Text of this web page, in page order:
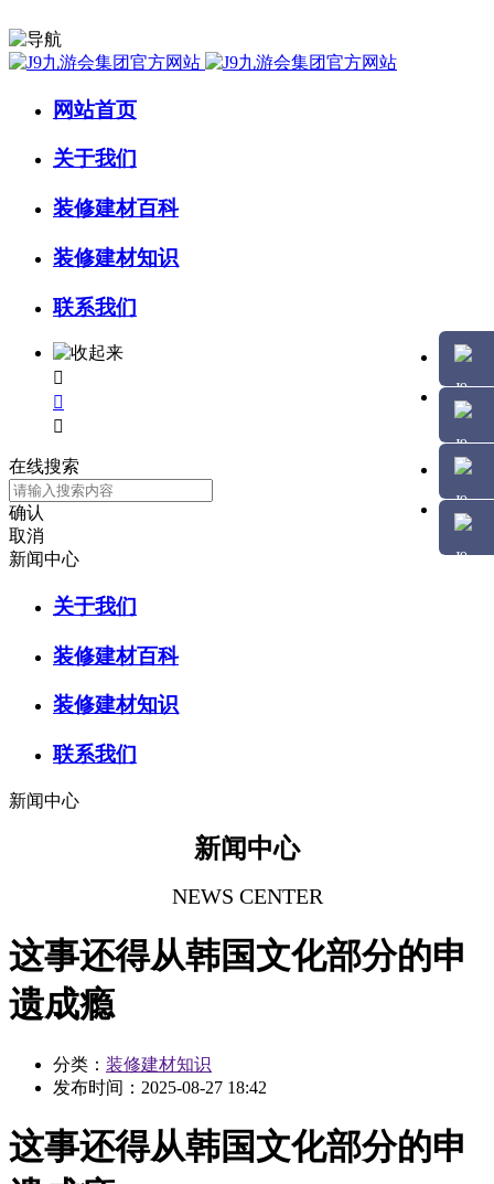
网站首页
关于我们
装修建材百科
装修建材知识
联系我们



在线搜索
确认
取消
新闻中心
关于我们
装修建材百科
装修建材知识
联系我们
新闻中心
新闻中心
NEWS CENTER
这事还得从韩国文化部分的申
遗成瘾
分类： 装修建材知识
发布时间： 2025-08-27 18:42
这事还得从韩国文化部分的申